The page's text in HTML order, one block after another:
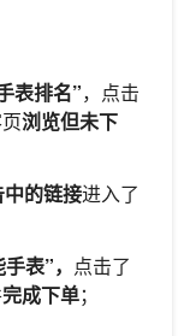
表排名”，点击
浏览但未下
的链接进入了
表”， 点击了
完成下单；